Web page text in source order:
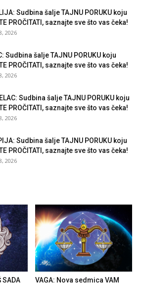
Sudbina šalje TAJNU PORUKU koju
PROČITATI, saznajte sve što vas čeka!
2026
Sudbina šalje TAJNU PORUKU koju
PROČITATI, saznajte sve što vas čeka!
2026
Sudbina šalje TAJNU PORUKU koju
PROČITATI, saznajte sve što vas čeka!
2026
Sudbina šalje TAJNU PORUKU koju
PROČITATI, saznajte sve što vas čeka!
2026
SADA
VAGA: Nova sedmica VAM